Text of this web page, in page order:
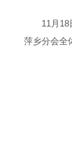
11月
萍乡分会全